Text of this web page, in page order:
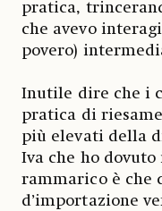
pratica,
che avevo
povero)
Inutile dire che i
pratica di
più elevati della
Iva che ho
rammarico è che
d’importazione